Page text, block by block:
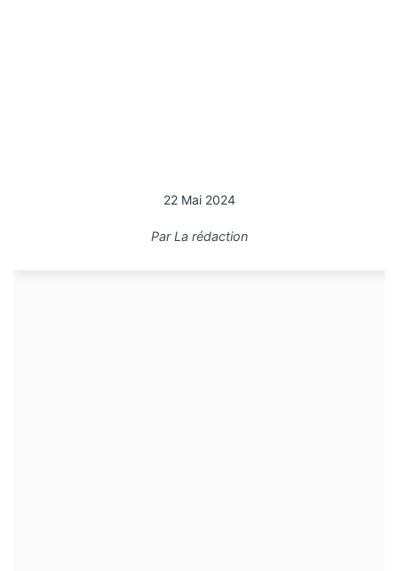
22 Mai 2024
ParLa rédaction